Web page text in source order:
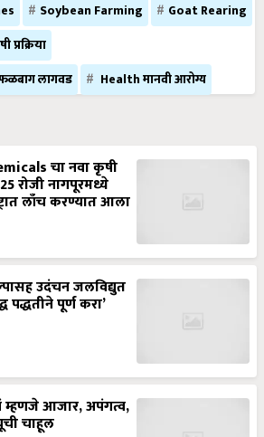
Soybean Farming
Goat Rearing
प्रक्रिया
लागवड
Health मानवी आरोग्य
चा नवा कृषी
रोजी नागपूरमध्ये
लाँच करण्यात आला
उदंचन जलविद्युत
पद्धतीने पूर्ण करा’
म्हणजे आजार, अपंगत्व,
चाहूल